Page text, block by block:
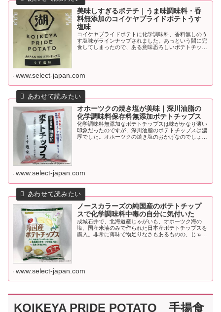
美味しすぎるポテチ｜うま味調味料・香
料無添加のコイケヤプライドポテトうす
塩味
コイケヤプライドポテトに化学調味料、香料無しのう
す塩味がラインナップされました。あっという間に完
食してしまったので、ある意味恐ろしいポテトチップ
www.select-japan.com
オホーツクの焼き塩が美味｜深川油脂の
化学調味料保存料無添加ポテトチップス
化学調味料無添加なポテトチップスは味がかなり薄い
印象だったのですが、深川油脂のポテトチップスは濃
厚でした。オホーツクの焼き塩のおかげなのでしょう
www.select-japan.com
ノースカラーズの純国産のポテトチップ
スで化学調味料中毒の自分に気付いた
成城石井で、北海道産じゃがいも、オホーツク海の
塩、国産米油のみで作られた日本産ポテトチップスを
購入。非常に薄味で物足りなさもあるものの、じゃが
www.select-japan.com
KOIKEYA PRIDE POTATO 手揚食